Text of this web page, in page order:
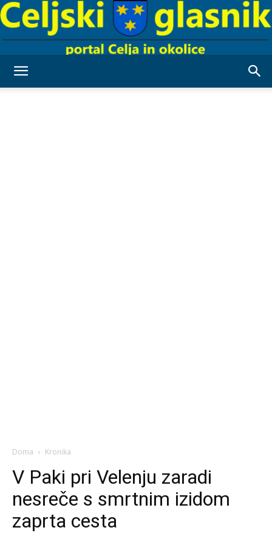
Doma Kronika
V Paki pri Velenju zaradi
nesreče s smrtnim izidom
zaprta cesta